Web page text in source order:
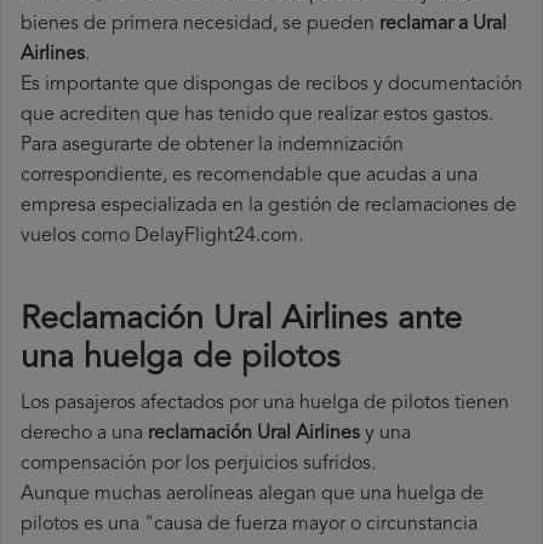
bienes de primera necesidad, se pueden reclamar a Ural
Airlines.
Es importante que dispongas de recibos y documentación
que acrediten que has tenido que realizar estos gastos.
Para asegurarte de obtener la indemnización
correspondiente, es recomendable que acudas a una
empresa especializada en la gestión de reclamaciones de
vuelos como DelayFlight24.com.
Reclamación Ural Airlines ante
una huelga de pilotos
Los pasajeros afectados por una huelga de pilotos tienen
derecho a una reclamación Ural Airlines y una
compensación por los perjuicios sufridos.
Aunque muchas aerolíneas alegan que una huelga de
pilotos es una "causa de fuerza mayor o circunstancia